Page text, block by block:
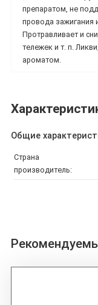
препаратом, не
провода зажигания
Протравливает и
тележек и т. п.
ароматом.
Общие
Страна
производитель: